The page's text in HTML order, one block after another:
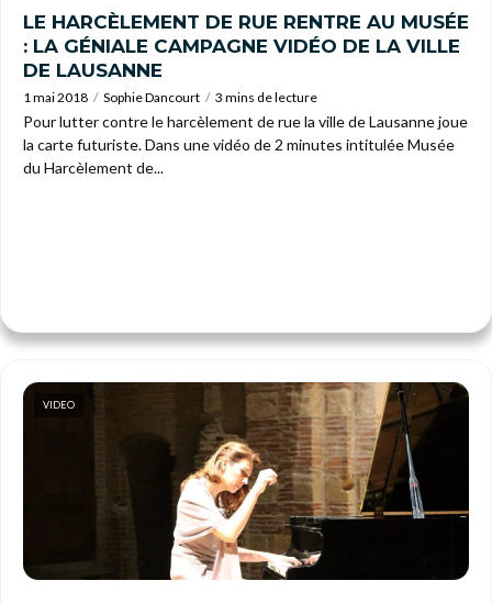
LE HARCÈLEMENT DE RUE RENTRE AU MUSÉE
: LA GÉNIALE CAMPAGNE VIDÉO DE LA VILLE
DE LAUSANNE
1 mai 2018 Sophie Dancourt 3 mins de lecture
Pour lutter contre le harcèlement de rue la ville de Lausanne joue
la carte futuriste. Dans une vidéo de 2 minutes intitulée Musée
du Harcèlement de...
VIDEO